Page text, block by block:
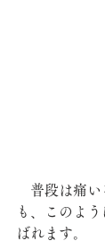
普段は痛い
も、このよ
ばれます。